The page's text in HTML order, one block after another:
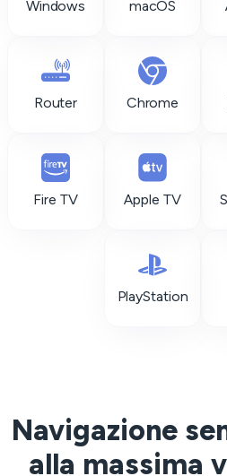
Windows macOS
Router Chrome
Fire TV Apple TV
PlayStation
Navigazione
alla massima